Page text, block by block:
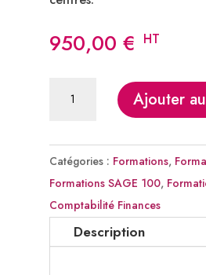
950,00 €
SAGE
100
Trésorerie
Ajouter
Catégories : Formations,
Formations SAGE 100,
Comptabilité Finances
Description